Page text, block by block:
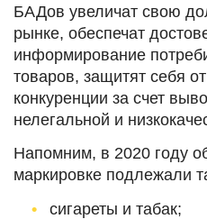
БАДов увеличат свою
рынке, обеспечат
информирование
товаров, защитят себя
конкуренции за счет
нелегальной и
Напомним, в 2020 году
маркировке подлежали
сигареты и табак;